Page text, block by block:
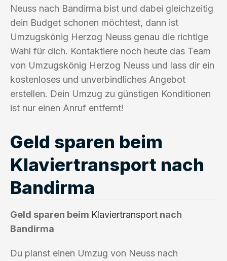
Neuss nach Bandirma bist und dabei gleichzeitig
dein Budget schonen möchtest, dann ist
Umzugskönig Herzog Neuss genau die richtige
Wahl für dich. Kontaktiere noch heute das Team
von Umzugskönig Herzog Neuss und lass dir ein
kostenloses und unverbindliches Angebot
erstellen. Dein Umzug zu günstigen Konditionen
ist nur einen Anruf entfernt!
Geld sparen beim
Klaviertransport nach
Bandirma
Geld sparen beim Klaviertransport nach
Bandirma
Du planst einen Umzug von Neuss nach